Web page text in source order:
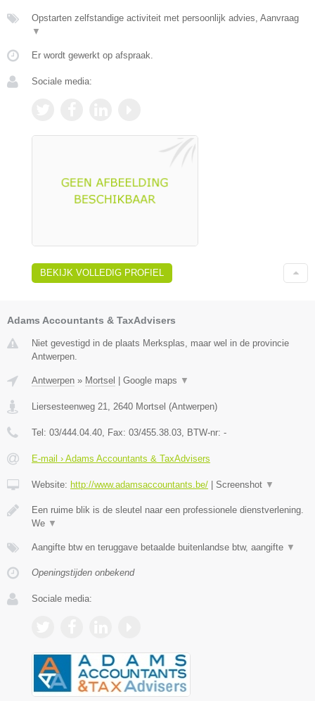
Opstarten zelfstandige activiteit met persoonlijk advies, Aanvraag
▼
Er wordt gewerkt op afspraak.
Sociale media:
BEKIJK VOLLEDIG PROFIEL
Adams Accountants & TaxAdvisers
Niet gevestigd in de plaats Merksplas, maar wel in de provincie
Antwerpen.
Antwerpen » Mortsel Google maps ▼
Liersesteenweg 21, 2640 Mortsel (Antwerpen)
Tel: 03/444.04.40, Fax: 03/455.38.03, BTW-nr: -
E-mail › Adams Accountants & TaxAdvisers
Website: http://www.adamsaccountants.be/ Screenshot ▼
Een ruime blik is de sleutel naar een professionele dienstverlening.
We ▼
Aangifte btw en teruggave betaalde buitenlandse btw, aangifte ▼
Openingstijden onbekend
Sociale media: